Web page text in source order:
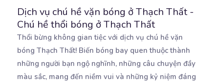
Dịch vụ chú hề vặn bóng ở Thạch Thất -
Chú hề thổi bóng ở Thạch Thất
Thổi bừng không gian tiệc với dịch vụ chú hề vặn
bóng Thạch Thất! Biến bóng bay quen thuộc thành
những người bạn ngộ nghĩnh, những câu chuyện đầy
màu sắc, mang đến niềm vui và những kỷ niệm đáng